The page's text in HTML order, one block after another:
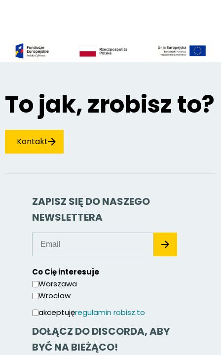
To jak, zrobisz to?
Kontakt
ZAPISZ SIĘ DO NASZEGO
NEWSLETTERA
Co Cię interesuje
Warszawa
Wrocław
akceptujęregulamin robisz.to
DOŁĄCZ DO DISCORDA, ABY
BYĆ NA BIEŻĄCO!